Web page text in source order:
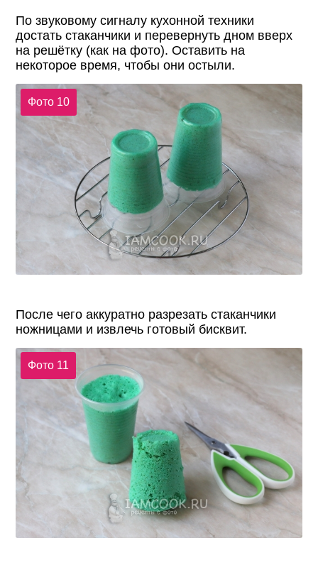
По звуковому сигналу кухонной техники
достать стаканчики и перевернуть дном вверх
на решётку (как на фото). Оставить на
некоторое время, чтобы они остыли.
Фото 10
После чего аккуратно разрезать стаканчики
ножницами и извлечь готовый бисквит.
Фото 11